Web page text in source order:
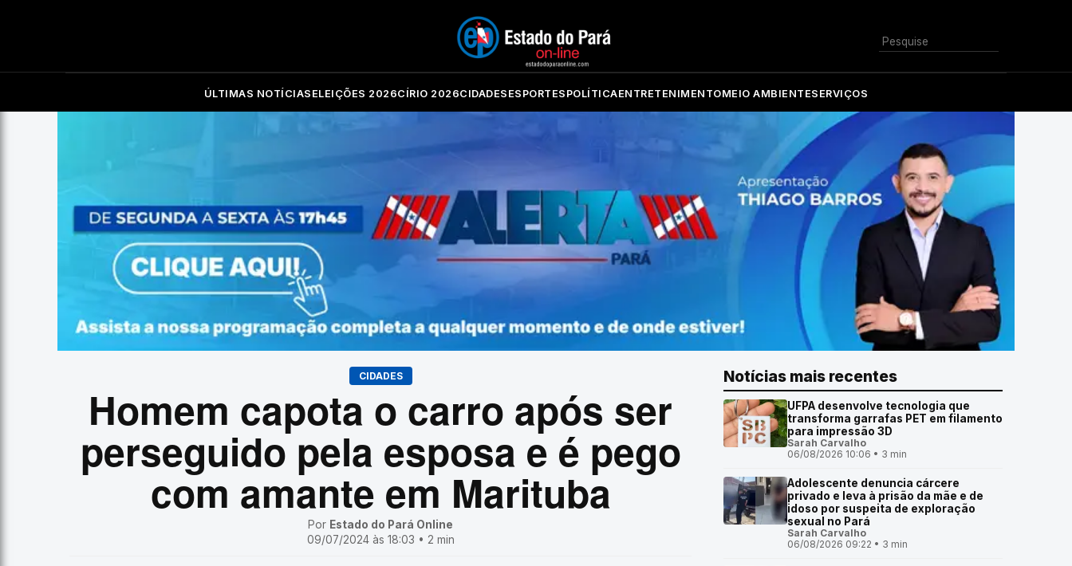
Buscar
ÚLTIMAS NOTÍCIAS ELEIÇÕES 2026CÍRIO 2026CIDADES ESPORTES POLÍTICAENTRETENIMENTOMEIO AMBIENTESERVIÇOS
CIDADES
Homem capota o carro após ser
perseguido pela esposa e é pego
com amante em Marituba
Por Estado do Pará Online
09/07/2024 às 18:03 • 2 min
Notícias mais recentes
UFPA desenvolve tecnologia que
transforma garrafas PET em filamento
para impressão 3D
Sarah Carvalho
06/08/2026 10:06 • 3 min
Adolescente denuncia cárcere
privado e leva à prisão da mãe e de
idoso por suspeita de exploração
sexual no Pará
Sarah Carvalho
06/08/2026 09:22 • 3 min